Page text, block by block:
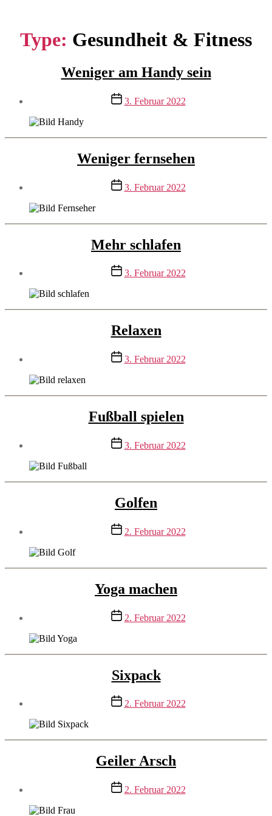
Inhalt
wechseln
Type: Gesundheit & Fitness
Weniger am Handy sein
Beitragsdatum
3. Februar 2022
Weniger fernsehen
Beitragsdatum
3. Februar 2022
Mehr schlafen
Beitragsdatum
3. Februar 2022
Relaxen
Beitragsdatum
3. Februar 2022
Fußball spielen
Beitragsdatum
3. Februar 2022
Golfen
Beitragsdatum
2. Februar 2022
Yoga machen
Beitragsdatum
2. Februar 2022
Sixpack
Beitragsdatum
2. Februar 2022
Geiler Arsch
Beitragsdatum
2. Februar 2022